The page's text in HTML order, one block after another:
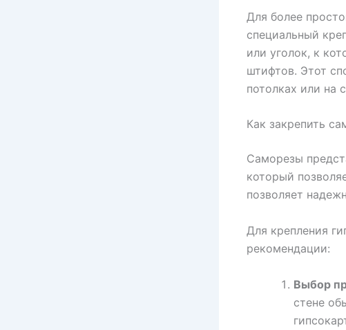
Для более
специальный
или уголок, к
штифтов. Этот
потолках или на
Как закрепить
Саморезы
который
позволяет
Для крепления
рекомендации:
Выбор
стене